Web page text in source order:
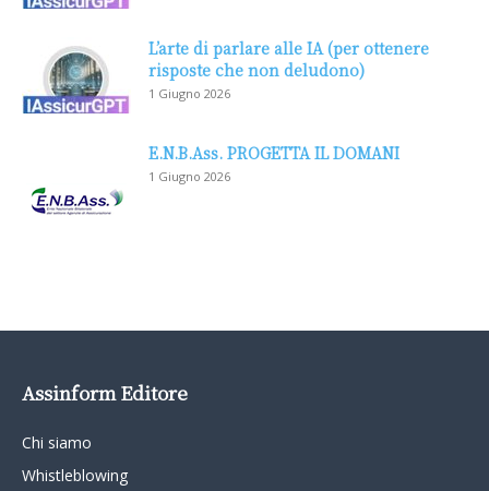
L’arte di parlare alle IA (per ottenere
risposte che non deludono)
1 Giugno 2026
E.N.B.Ass. PROGETTA IL DOMANI
1 Giugno 2026
Assinform Editore
Chi siamo
Whistleblowing